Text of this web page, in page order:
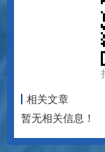
相关文章
暂无相关信息！